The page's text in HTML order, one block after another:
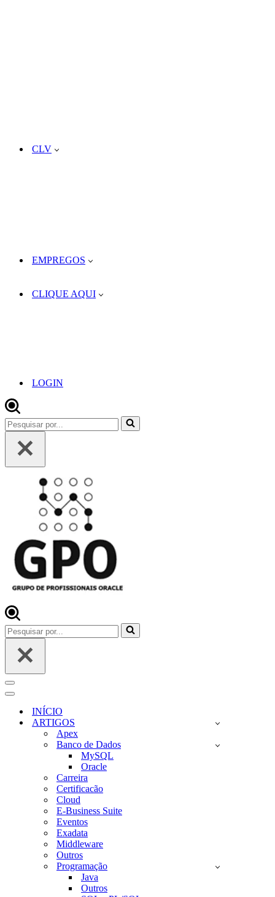
CLV
EMPREGOS
CLIQUE AQUI
LOGIN
Pesquisar
por...
Pesquisar
por...
Menu
de
navegação
Menu
navegaçãoINÍCIO
ARTIGOS
Apex
Banco de Dados
MySQL
Oracle
Carreira
Certificacão
Cloud
E-Business Suite
Eventos
Exadata
Middleware
Outros
Programação
Java
Outros